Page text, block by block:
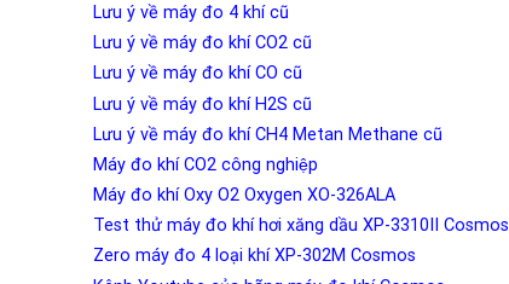
Lưu ý về máy đo 4 khí cũ
Lưu ý về máy đo khí CO2 cũ
Lưu ý về máy đo khí CO cũ
Lưu ý về máy đo khí H2S cũ
Lưu ý về máy đo khí CH4 Metan Methane cũ
Máy đo khí CO2 công nghiệp
Máy đo khí Oxy O2 Oxygen XO-326ALA
Test thử máy đo khí hơi xăng dầu XP-3310II Cosmos
Zero máy đo 4 loại khí XP-302M Cosmos